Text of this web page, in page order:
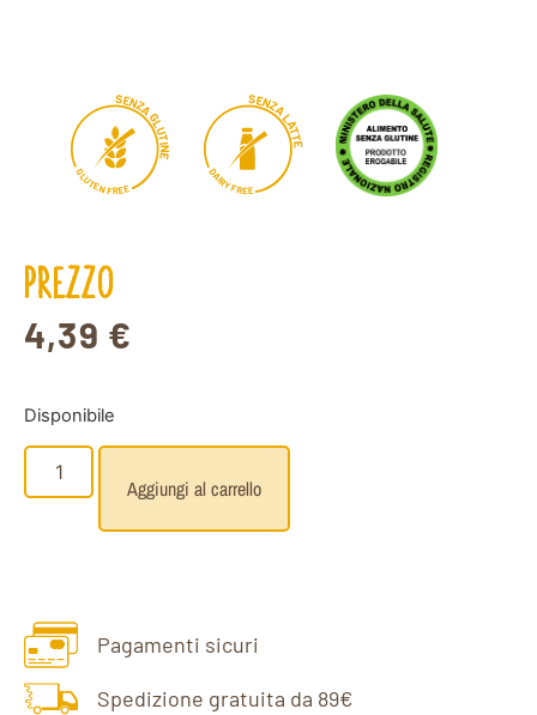
SENZ
AG
LU
T
I
N
E
G
L
UTENFREE
SENZA
LA
T
T
E
D
A
I
RYFREE
PREZZO
4,39 €
Disponibile
Aggiungi al carrello
Pagamenti sicuri
Spedizione gratuita da 89€